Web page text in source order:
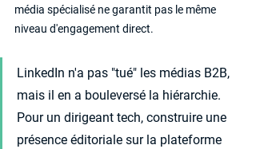
média spécialisé ne garantit pas le même
niveau d'engagement direct.
LinkedIn n'a pas "tué" les médias B2B,
mais il en a bouleversé la hiérarchie.
Pour un dirigeant tech, construire une
présence éditoriale sur la plateforme